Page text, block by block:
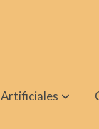
Artificiales